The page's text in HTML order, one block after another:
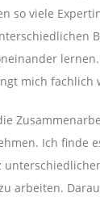
so viele
mich fachlich
Ich finde
arbeiten.